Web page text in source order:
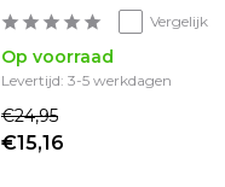
Vergelijk
Op voorraad
Levertijd: 3-5 werkdagen
€24,95
€15,16